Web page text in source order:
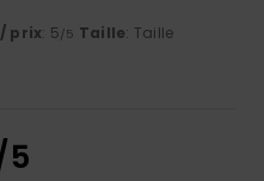
prix: 5/5 Taille: Taille